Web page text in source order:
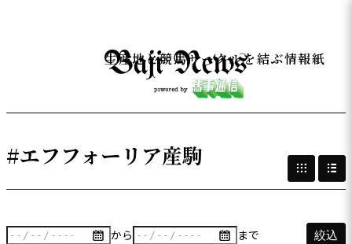
生産地と競馬サークルを結ぶ情報紙
#エフフォーリア産駒
から まで 絞込